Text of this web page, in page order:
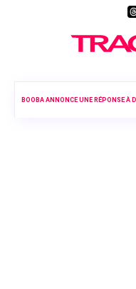
BOOBA ANNONCE UNE RÉPONSE À